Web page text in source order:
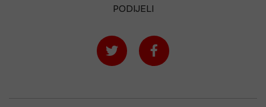
PODIJELI